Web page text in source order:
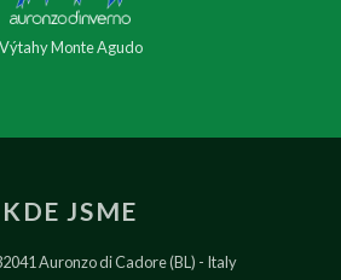
Výtahy Monte Agudo
KDE JSME
Auronzo di Cadore (BL)
Italy